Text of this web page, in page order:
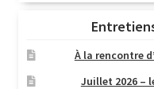
À la rencontre
Juillet 2026 –